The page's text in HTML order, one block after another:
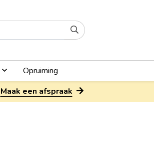
Opruiming
Maak een afspraak